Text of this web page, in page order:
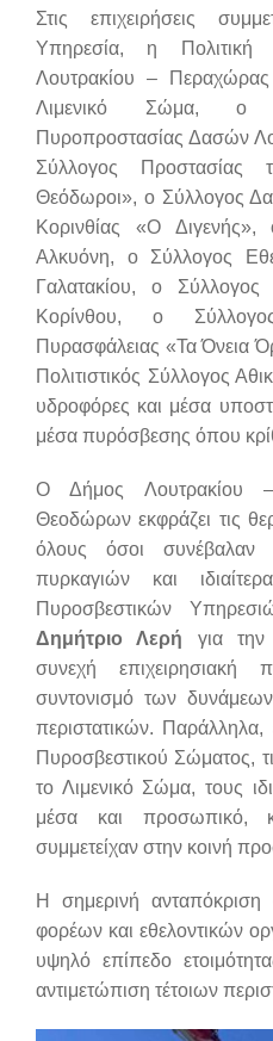
Στις επιχειρήσεις
Υπηρεσία, η
Λουτρακίου –
Λιμενικό Σώμα, ο
Πυροπροστασίας Δασών
Σύλλογος Προστασίας
Θεόδωροι», ο Σύλλογος
Κορινθίας «Ο Διγενής»,
Αλκυόνη, ο Σύλλογος
Γαλατακίου, ο
Κορίνθου, ο
Πυρασφάλειας «Τα Όνεια
Πολιτιστικός Σύλλογος
υδροφόρες και μέσα
μέσα πυρόσβεσης όπου
Ο Δήμος Λουτρακίου
Θεοδώρων εκφράζει τις
όλους όσοι συνέβαλαν
πυρκαγιών και
Πυροσβεστικών
Δημήτριο Λερή για την
συνεχή επιχειρησιακή
συντονισμό των
περιστατικών. Παράλληλα,
Πυροσβεστικού Σώματος,
το Λιμενικό Σώμα, τους
μέσα και προσωπικό,
συμμετείχαν στην κοινή
Η σημερινή
φορέων και εθελοντικών
υψηλό επίπεδο
αντιμετώπιση τέτοιων